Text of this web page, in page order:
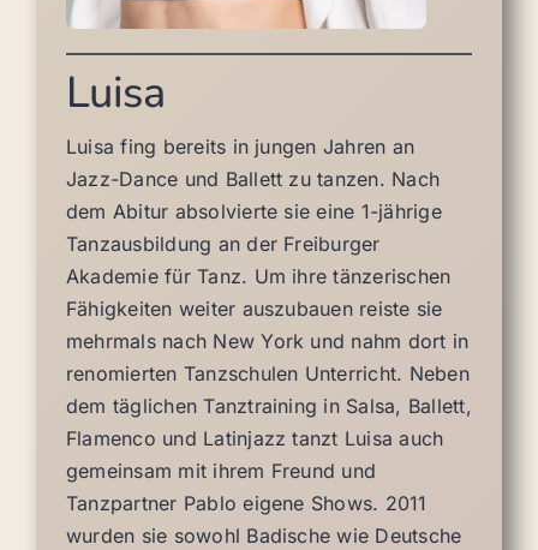
Luisa
Luisa fing bereits in jungen Jahren an
Jazz-Dance und Ballett zu tanzen. Nach
dem Abitur absolvierte sie eine 1-jährige
Tanzausbildung an der Freiburger
Akademie für Tanz. Um ihre tänzerischen
Fähigkeiten weiter auszubauen reiste sie
mehrmals nach New York und nahm dort in
renomierten Tanzschulen Unterricht. Neben
dem täglichen Tanztraining in Salsa, Ballett,
Flamenco und Latinjazz tanzt Luisa auch
gemeinsam mit ihrem Freund und
Tanzpartner Pablo eigene Shows. 2011
wurden sie sowohl Badische wie Deutsche